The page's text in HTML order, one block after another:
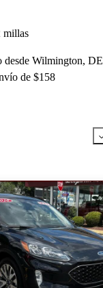
millas
desde Wilmington, DE
de $158